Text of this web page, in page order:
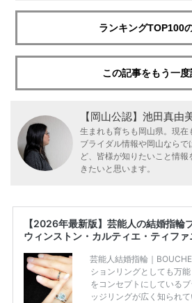
ランキングTOP100
この記事をもう一
【岡山公認】池田真由
生まれも育ちも岡山県。現在
ブライダル情報や岡山ならで
ど、皆様が知りたいこと情
きたいと思います。
【2026年最新版】芸能人の結婚指輪
ウィンストン・カルティエ・ティフ
芸能人結婚指輪｜
ションリングとしても万
をコンセプトにしている
ッジリングが広く知られ